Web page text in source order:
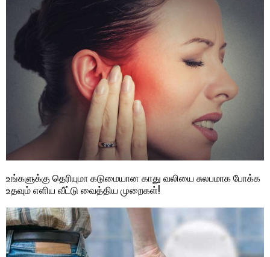
உங்களுக்கு தெரியுமா கடுமையான காது வலியை சுலபமாக போக்க
உதவும் எளிய வீட்டு வைத்திய முறைகள்!